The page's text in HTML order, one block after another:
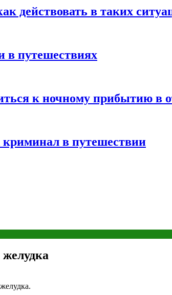
действовать в таких
в путешествиях
к ночному прибытию в
в путешествии
желудка